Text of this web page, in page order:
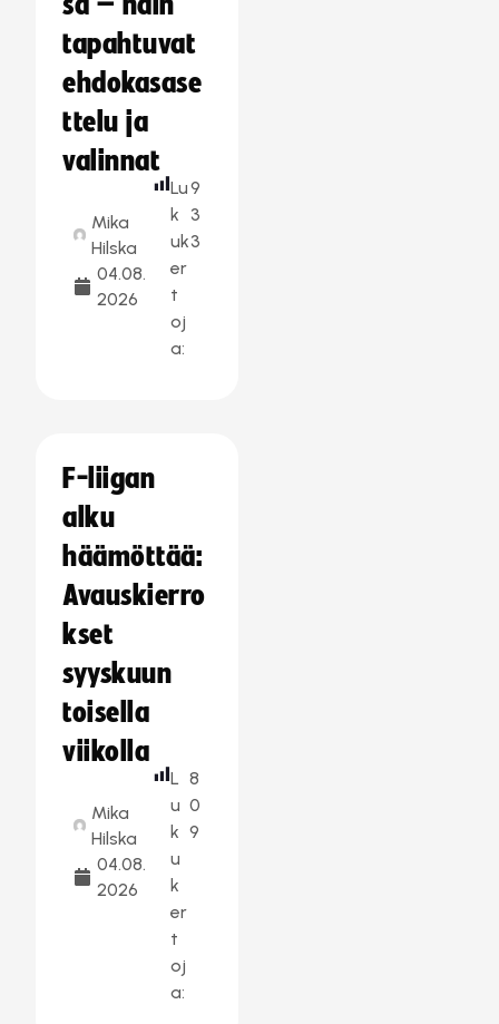
tapahtuvat
ehdokasase
ttelu ja
valinnat
Mika
Hilska
04.08.
2026
Lu
k
uk
er
t
oj
a:
9
3
3
F-liigan
alku
häämöttää:
Avauskierro
kset
syyskuun
toisella
viikolla
Mika
Hilska
04.08.
2026
L
u
k
u
k
er
t
oj
a:
8
0
9